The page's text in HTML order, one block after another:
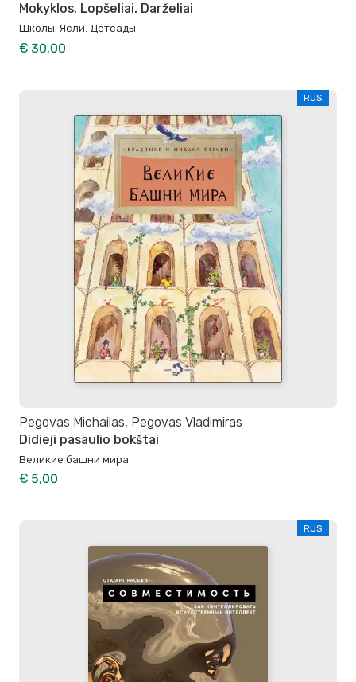
Mokyklos. Lopšeliai. Darželiai
Школы. Ясли. Детсады
€ 30,00
RUS
Pegovas Michailas, Pegovas Vladimiras
Didieji pasaulio bokštai
Великие башни мира
€ 5,00
RUS